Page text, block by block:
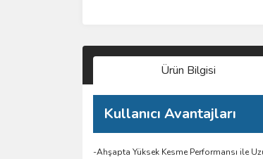
Ürün Bilgisi
Kullanıcı Avantajları
-Ahşapta Yüksek Kesme Performansı ile